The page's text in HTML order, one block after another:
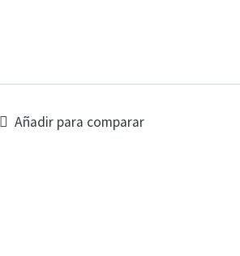
Añadir para comparar